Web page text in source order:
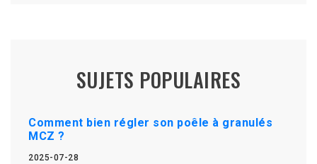
SUJETS POPULAIRES
Comment bien régler son poêle à granulés
MCZ ?
2025-07-28